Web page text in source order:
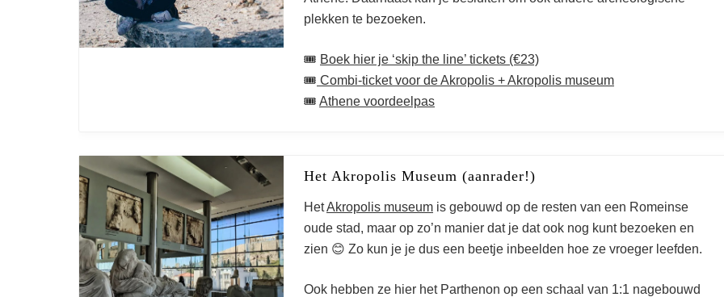
plekken te bezoeken.
🎟️ Boek hier je ‘skip the line’ tickets (€23)
🎟️ Combi-ticket voor de Akropolis + Akropolis museum
🎟️ Athene voordeelpas
Het Akropolis Museum (aanrader!)
HetAkropolis museum is gebouwd op de resten van een Romeinse
oude stad, maar op zo’n manier dat je dat ook nog kunt bezoeken en
zien 😊 Zo kun je je dus een beetje inbeelden hoe ze vroeger leefden.
Ook hebben ze hier het Parthenon op een schaal van 1:1 nagebouwd